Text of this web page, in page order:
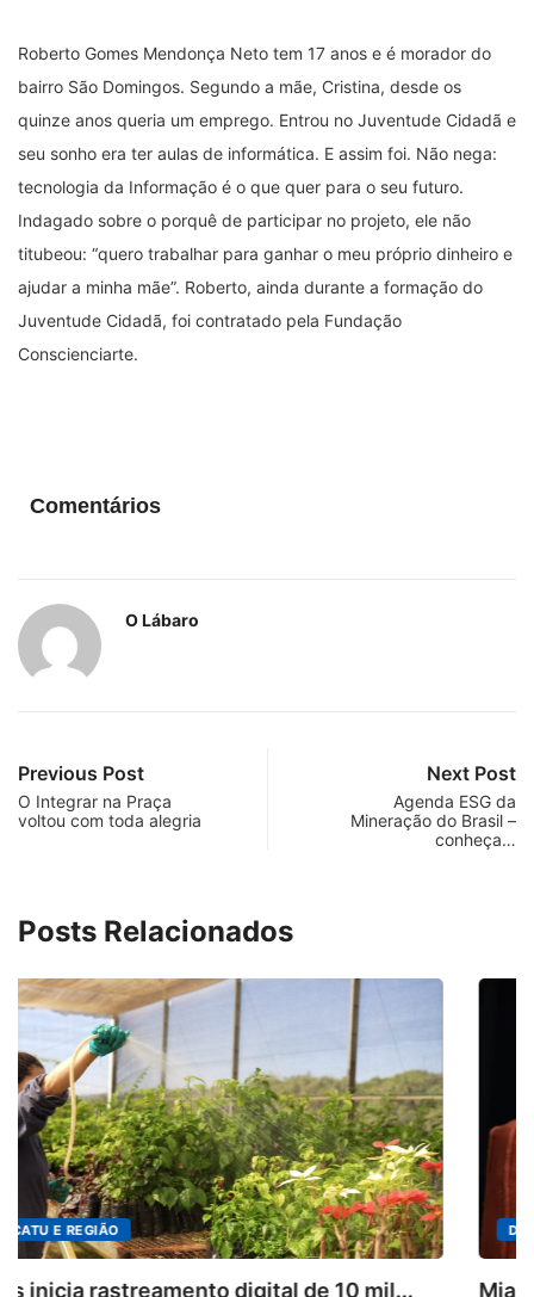
Roberto Gomes Mendonça Neto tem 17 anos e é morador do
bairro São Domingos. Segundo a mãe, Cristina, desde os
quinze anos queria um emprego. Entrou no Juventude Cidadã e
seu sonho era ter aulas de informática. E assim foi. Não nega:
tecnologia da Informação é o que quer para o seu futuro.
Indagado sobre o porquê de participar no projeto, ele não
titubeou: “quero trabalhar para ganhar o meu próprio dinheiro e
ajudar a minha mãe”. Roberto, ainda durante a formação do
Juventude Cidadã, foi contratado pela Fundação
Conscienciarte.
Comentários
O Lábaro
Previous Post
O Integrar na Praça
voltou com toda alegria
Next Post
Agenda ESG da
Mineração do Brasil –
conheça…
Posts Relacionados
DESTAQUES
Mia Couto, Miriam Leitão e Cármen Lúcia...